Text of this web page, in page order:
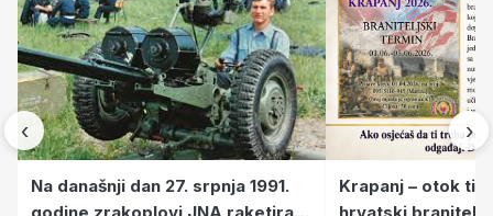
‹
Na današnji dan 27. srpnja 1991.
Krapanj – otok
hrvatski branitelji
›